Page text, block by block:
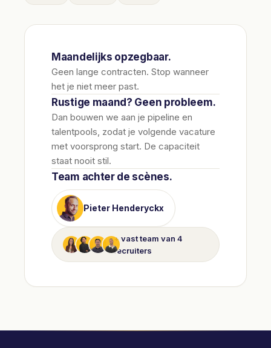
Maandelijks opzegbaar.
Geen lange contracten. Stop wanneer
het je niet meer past.
Rustige maand? Geen probleem.
Dan bouwen we aan je pipeline en
talentpools, zodat je volgende vacature
met voorsprong start. De capaciteit
staat nooit stil.
Team achter de scènes.
Pieter Henderyckx
+ vast team van 4
recruiters